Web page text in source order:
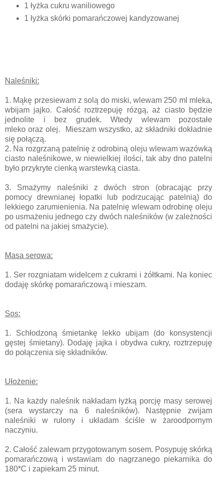
1 łyżka cukru waniliowego
1 łyżka skórki pomarańczowej kandyzowanej
Naleśniki:
1. Mąkę przesiewam z solą do miski, wlewam 250 ml mleka,
wbijam jajko. Całość roztrzepuję rózgą, aż ciasto będzie
jednolite i bez grudek. Wtedy wlewam pozostałe
mleko oraz olej. Mieszam wszystko, aż składniki dokładnie
się połączą.
2. Na rozgrzaną patelnię z odrobiną oleju wlewam wazówką
ciasto naleśnikowe, w niewielkiej ilości, tak aby dno patelni
było przykryte cienką warstewką ciasta.
3. Smażymy naleśniki z dwóch stron (obracając przy
pomocy drewnianej łopatki lub podrzucając patelnią) do
lekkiego zarumienienia. Na patelnię wlewam odrobinę oleju
po usmażeniu jednego czy dwóch naleśników (w zależności
od patelni na jakiej smażycie).
Masa serowa:
1. Ser rozgniatam widelcem z cukrami i żółtkami. Na koniec
dodaję skórkę pomarańczową i mieszam.
Sos:
1. Schłodzoną śmietankę lekko ubijam (do konsystencji
gęstej śmietany). Dodaję jajka i obydwa cukry, roztrzepuję
do połączenia się składników.
Ułożenie:
1. Na każdy naleśnik nakładam łyżką porcję masy serowej
(sera wystarczy na 6 naleśników). Następnie zwijam
naleśniki w rulony i układam ściśle w żaroodpornym
naczyniu.
2. Całość zalewam przygotowanym sosem. Posypuję skórką
pomarańczową i wstawiam do nagrzanego piekarnika do
180*C i zapiekam 25 minut.